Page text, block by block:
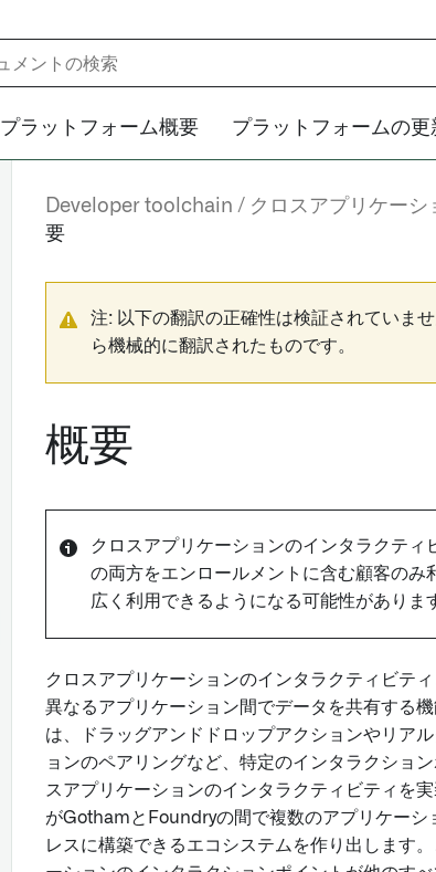
プラットフォーム概要 プラットフォームの更
Developer toolchain クロスアプリケーシ
要
注: 以下の翻訳の正確性は検証されていませ
ら機械的に翻訳されたものです。
概要
クロスアプリケーションのインタラクテ
の両方をエンロールメントに含む顧客のみ
広く利用できるようになる可能性がありま
クロスアプリケーションのインタラクティビテ
異なるアプリケーション間でデータを共有する
は、ドラッグアンドドロップアクションやリア
ョンのペアリングなど、特定のインタラクショ
スアプリケーションのインタラクティビティを
がGothamとFoundryの間で複数のアプリケーシ
レスに構築できるエコシステムを作り出します